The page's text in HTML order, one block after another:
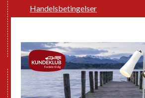
Handelsbetingelser
GPDR - Optagelse af foto og video
Nye Campingvogne
Nye Autocampere og Vans